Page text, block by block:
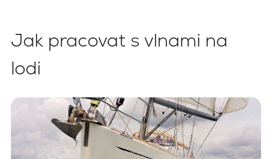
Jak pracovat s vlnami na
lodi